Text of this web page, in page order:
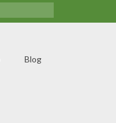
Blog